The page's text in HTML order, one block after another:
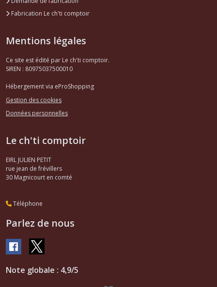
Fabrication Le ch'ti comptoir
Mentions légales
Ce site est édité par Le ch'ti comptoir.
SIREN : 80975037500010
Hébergement via eProShopping
Gestion des cookies
Données personnelles
Le ch'ti comptoir
EIRL JULIEN PETIT
rue jean de frévillers
30 Magnicourt en comté
Téléphone
Parlez de nous
Note globale : 4,9/5